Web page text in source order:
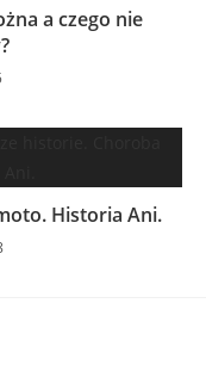
a czego nie
Historia Ani.